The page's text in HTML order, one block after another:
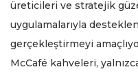
üreticileri ve stratejik
uygulamalarıyla
gerçekleştirmeyi
McCafé kahveleri,